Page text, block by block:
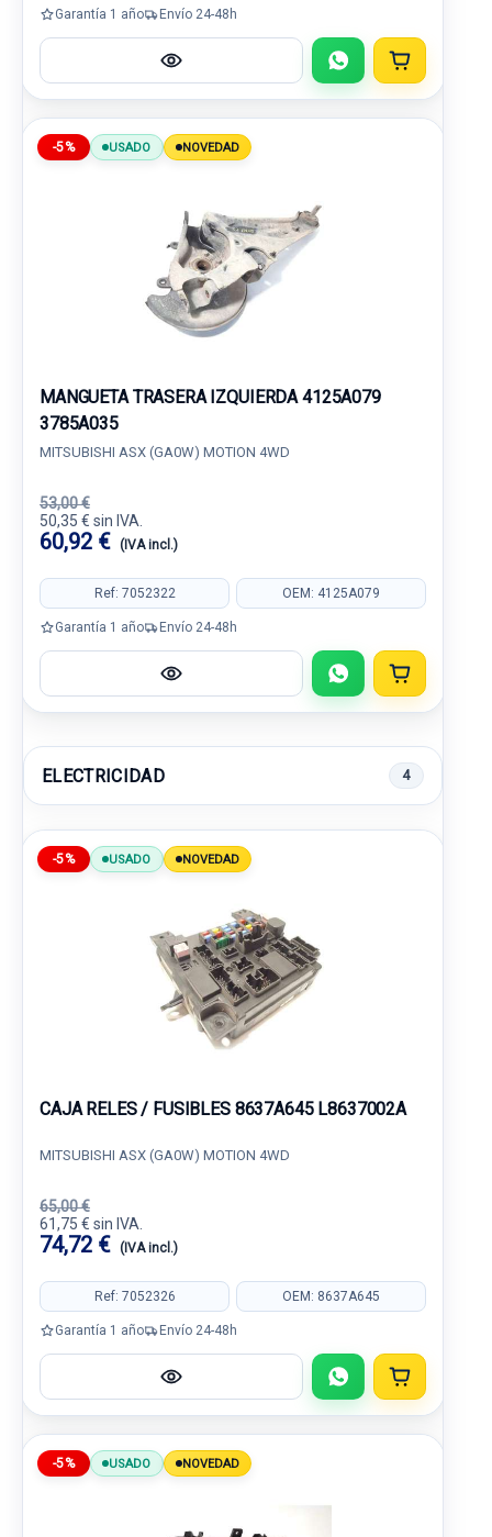
Garantía 1 año Envío 24-48h
-5% USADO NOVEDAD
MANGUETA TRASERA IZQUIERDA 4125A079
3785A035
MITSUBISHI ASX (GA0W) MOTION 4WD
53,00 €
50,35 € sin IVA.
60,92 € (IVA incl.)
Ref: 7052322 OEM: 4125A079
Garantía 1 año Envío 24-48h
ELECTRICIDAD 4
-5% USADO NOVEDAD
CAJA RELES / FUSIBLES 8637A645 L8637002A
MITSUBISHI ASX (GA0W) MOTION 4WD
65,00 €
61,75 € sin IVA.
74,72 € (IVA incl.)
Ref: 7052326 OEM: 8637A645
Garantía 1 año Envío 24-48h
-5% USADO NOVEDAD